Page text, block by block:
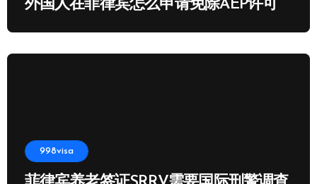
外国人在菲律宾怎么申请免除AEP许可
998visa